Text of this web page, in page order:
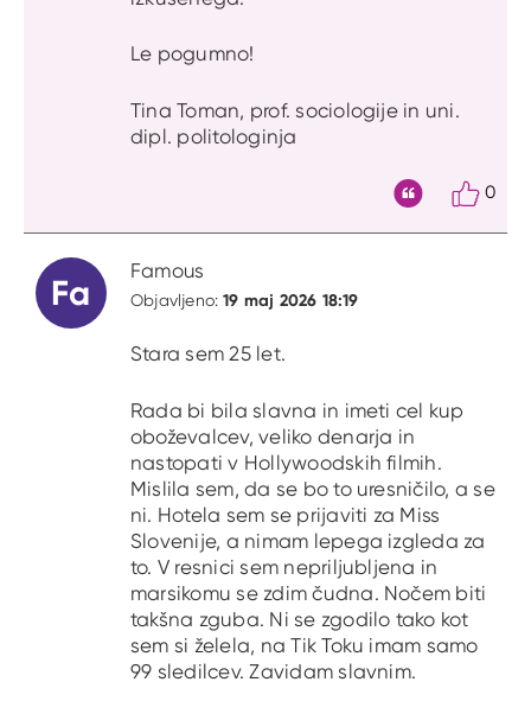
Le pogumno!
Tina Toman, prof. sociologije in uni.
dipl. politologinja
0
Fa
Famous
Objavljeno:19 maj 2026 18:19
Stara sem 25 let.
Rada bi bila slavna in imeti cel kup
oboževalcev, veliko denarja in
nastopati v Hollywoodskih filmih.
Mislila sem, da se bo to uresničilo, a se
ni. Hotela sem se prijaviti za Miss
Slovenije, a nimam lepega izgleda za
to. V resnici sem nepriljubljena in
marsikomu se zdim čudna. Nočem biti
takšna zguba. Ni se zgodilo tako kot
sem si želela, na Tik Toku imam samo
99 sledilcev. Zavidam slavnim.